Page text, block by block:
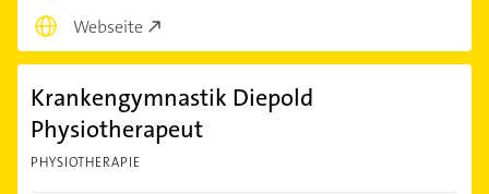
Webseite
Krankengymnastik Diepold
Physiotherapeut
PHYSIOTHERAPIE